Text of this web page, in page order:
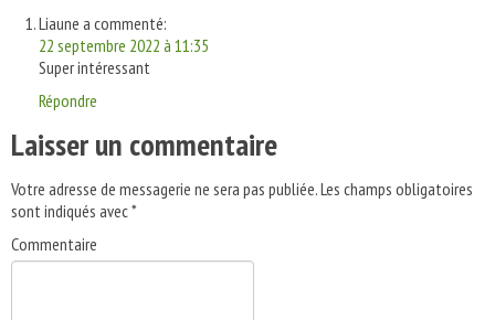
Liaune a commenté:
22 septembre 2022 à 11:35
Super intéressant
Répondre
Laisser un commentaire
Votre adresse de messagerie ne sera pas publiée.Les champs obligatoires
sont indiqués avec*
Commentaire